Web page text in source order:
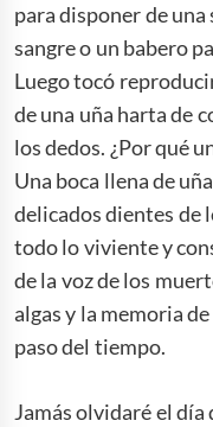
para disponer de
sangre o un babero
Luego tocó
de una uña harta de
los dedos. ¿Por qué
Una boca llena de
delicados dientes de
todo lo viviente y
de la voz de los
algas y la memoria
paso del tiempo.
Jamás olvidaré el día